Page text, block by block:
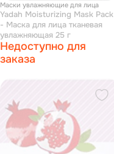
Маски увлажняющие для лица
Yadah Moisturizing Mask Pack
- Маска для лица тканевая
увлажняющая 25 г
Недоступно для
заказа